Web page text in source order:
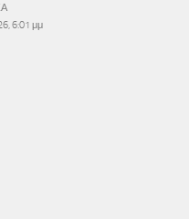
6:01 μμ